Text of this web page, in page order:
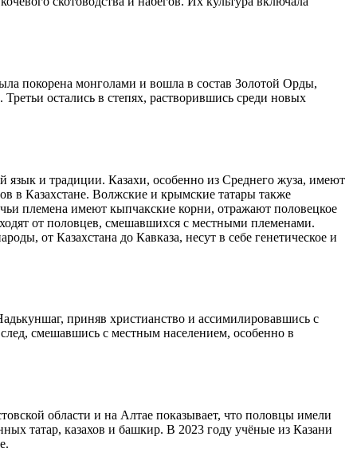
покорена монголами и вошла в состав Золотой Орды,
остались в степях, растворившись среди новых
и традиции. Казахи, особенно из Среднего жуза, имеют
в Казахстане. Волжские и крымские татары также
племена имеют кыпчакские корни, отражают половецкое
от половцев, смешавшихся с местными племенами.
от Казахстана до Кавказа, несут в себе генетическое и
приняв христианство и ассимилировавшись с
смешавшись с местным населением, особенно в
области и на Алтае показывает, что половцы имели
татар, казахов и башкир. В 2023 году учёные из Казани